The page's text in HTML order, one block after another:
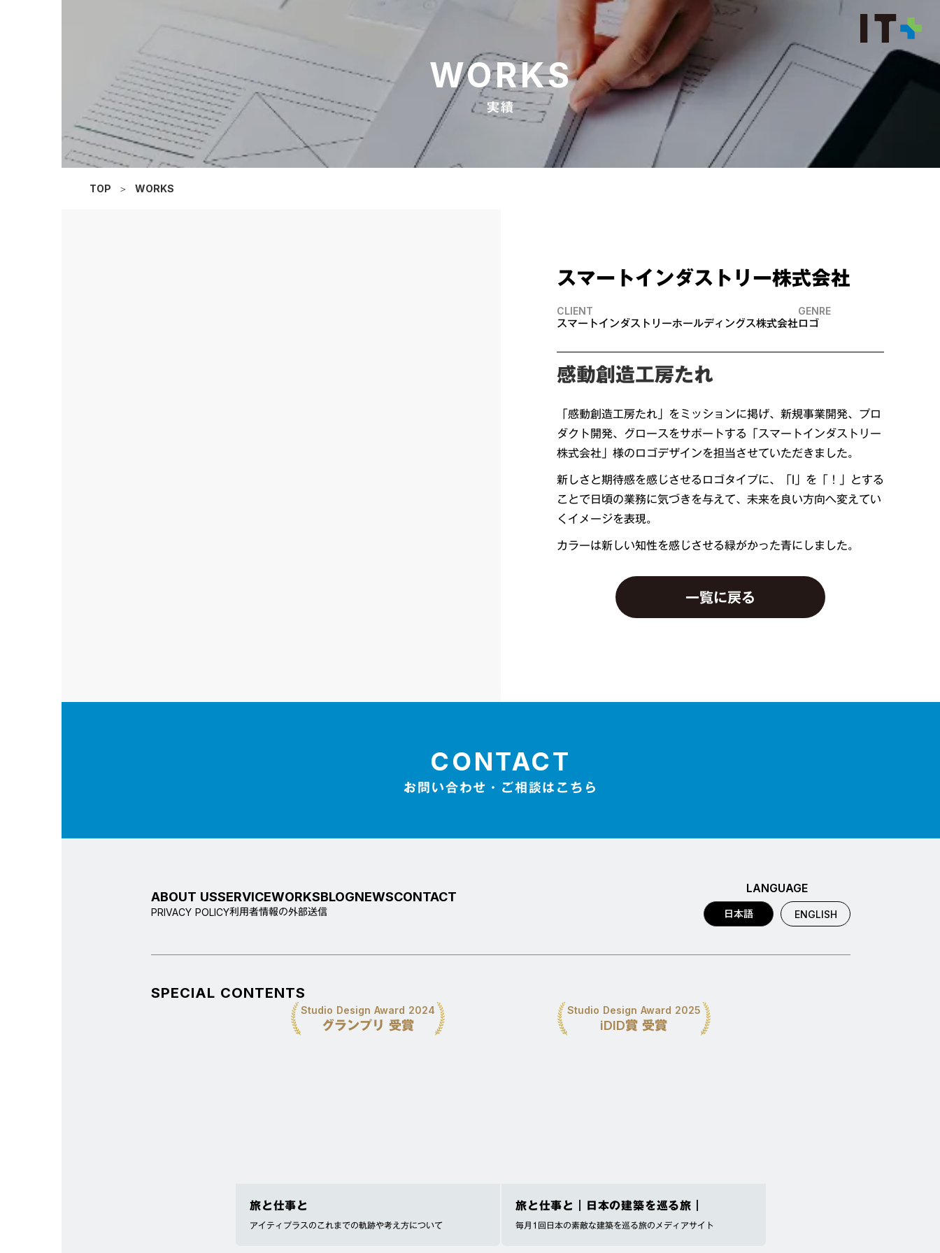
WORKS
実績
TOP ＞ WORKS
スマートインダストリー株式会社
CLIENT
スマートインダストリーホールディングス株式会社
GENRE
ロゴ
感動創造工房たれ
「感動創造工房たれ」をミッションに掲げ、新規事業開発、プロ
ダクト開発、グロースをサポートする「スマートインダストリー
株式会社」様のロゴデザインを担当させていただきました。
新しさと期待感を感じさせるロゴタイプに、「I」を「！」とする
ことで日頃の業務に気づきを与えて、未来を良い方向へ変えてい
くイメージを表現。
カラーは新しい知性を感じさせる緑がかった青にしました。
一覧に戻る
CONTACT
お問い合わせ・ご相談はこちら
ABOUT USSERVICEWORKSBLOGNEWSCONTACT
PRIVACY POLICY利用者情報の外部送信
LANGUAGE
日本語 ENGLISH
SPECIAL CONTENTS
Studio Design Award 2024
グランプリ 受賞
旅と仕事と
アイティプラスのこれまでの軌跡や考え方について
Studio Design Award 2025
iDID賞 受賞
旅と仕事と｜日本の建築を巡る旅｜
毎月1回日本の素敵な建築を巡る旅のメディアサイト